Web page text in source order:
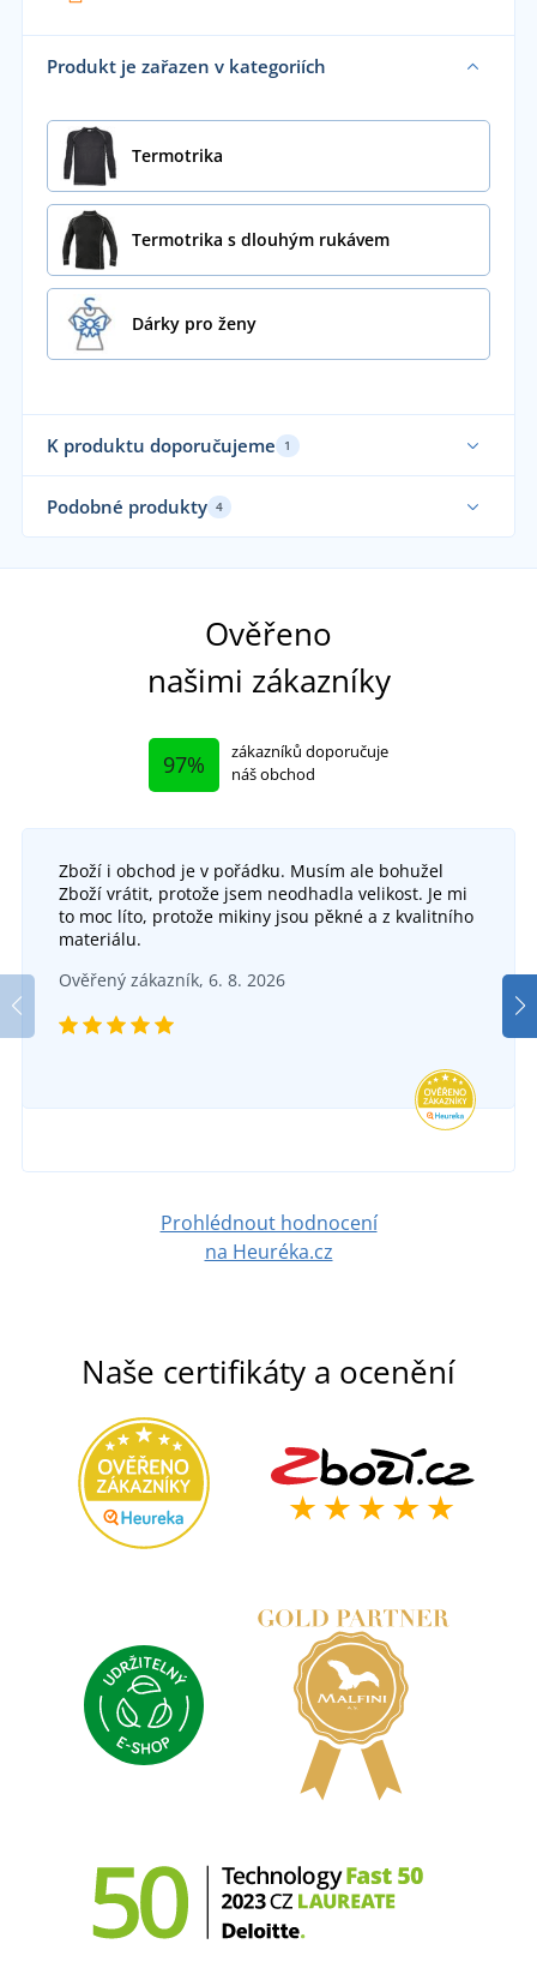
Produkt je zařazen v kategoriích
Termotrika
Termotrika s dlouhým rukávem
Dárky pro ženy
K produktu doporučujeme 1
Funkční
Dámské funkční spodky SeamFlex
DO 5 DNŮ
Podobné produkty 4
Dámské funkční tričko s dlouhým rukávem JN497
403 Kč
Ověřeno
našimi zákazníky
97%
zákazníků doporučuje
náš obchod
Zboží i obchod je v pořádku. Musím ale bohužel
Zboží vrátit, protože jsem neodhadla velikost. Je mi
to moc líto, protože mikiny jsou pěkné a z kvalitního
materiálu.
Ověřený zákazník, 6. 8. 2026
Prohlédnout hodnocení
na Heuréka.cz
Naše certifikáty a ocenění